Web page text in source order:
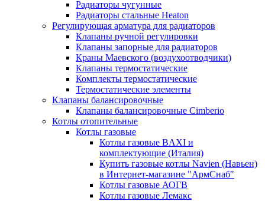
Радиаторы чугунные
Радиаторы стальные Heaton
Регулирующая арматура для радиаторов
Клапаны ручной регулировки
Клапаны запорные для радиаторов
Краны Маевского (воздухоотводчики)
Клапаны термостатические
Комплекты термостатические
Термостатические элементы
Клапаны балансировочные
Клапаны балансировочные Cimberio
Котлы отопительные
Котлы газовые
Котлы газовые BAXI и
комплектующие (Италия)
Купить газовые котлы Navien (Навьен)
в Интернет-магазине "АрмСнаб"
Котлы газовые АОГВ
Котлы газовые Лемакс